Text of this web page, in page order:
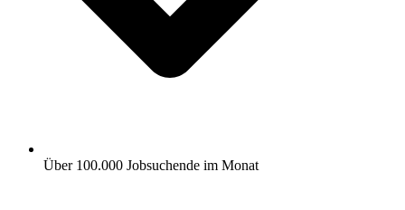
Über 100.000 Jobsuchende im Monat